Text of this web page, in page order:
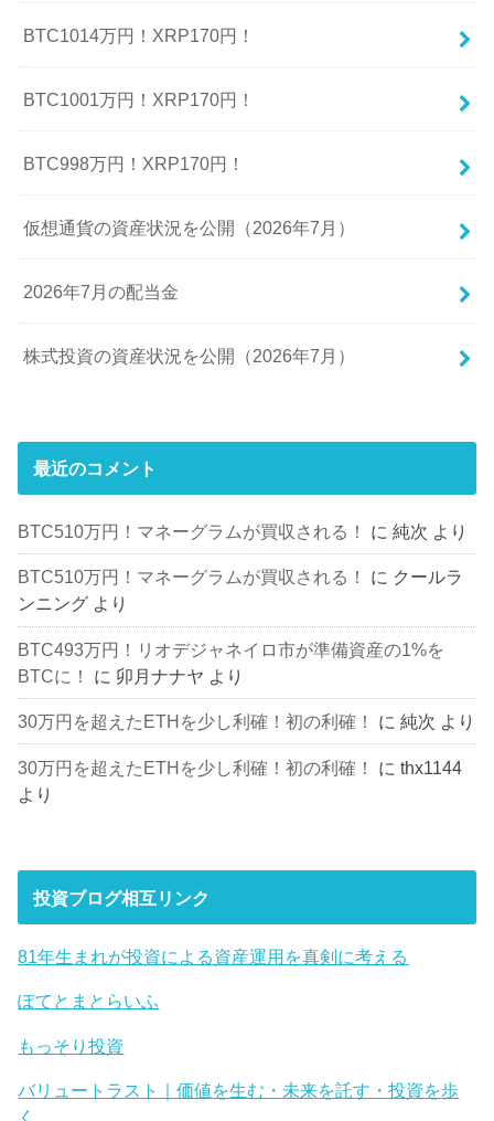
BTC1014万円！XRP170円！
BTC1001万円！XRP170円！
BTC998万円！XRP170円！
仮想通貨の資産状況を公開（2026年7月）
2026年7月の配当金
株式投資の資産状況を公開（2026年7月）
最近のコメント
BTC510万円！マネーグラムが買収される！ に純次 より
BTC510万円！マネーグラムが買収される！ に クールラ
ンニング より
BTC493万円！リオデジャネイロ市が準備資産の1%を
BTCに！
に 卯月ナナヤ より
30万円を超えたETHを少し利確！初の利確！ に純次 より
30万円を超えたETHを少し利確！初の利確！ にthx1144
より
投資ブログ相互リンク
81年生まれが投資による資産運用を真剣に考える
ぽてとまとらいふ
もっそり投資
バリュートラスト｜価値を生む・未来を託す・投資を歩
く